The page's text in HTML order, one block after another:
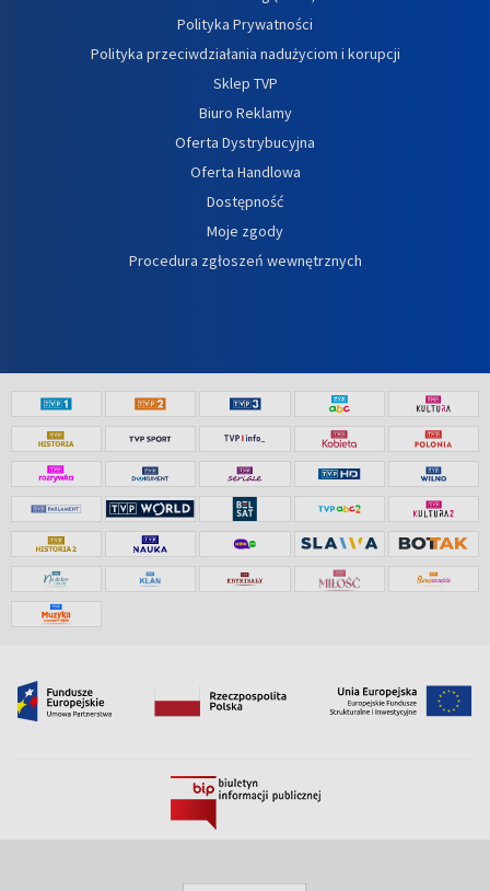
Polityka Prywatności
Polityka przeciwdziałania nadużyciom i korupcji
Sklep TVP
Biuro Reklamy
Oferta Dystrybucyjna
Oferta Handlowa
Dostępność
Moje zgody
Procedura zgłoszeń wewnętrznych